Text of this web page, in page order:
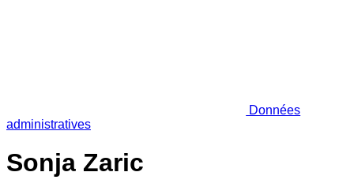
Données
administratives
Sonja Zaric